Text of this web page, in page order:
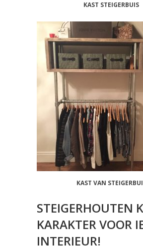
KAST STEIGERBUIS
KAST VAN
STEIGERHOUTEN
KARAKTER VOOR
INTERIEUR!